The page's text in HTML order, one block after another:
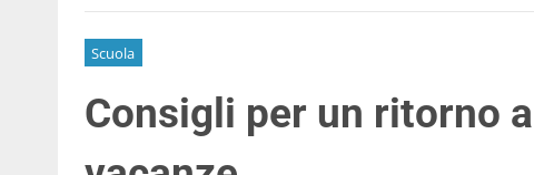
Scuola
Consigli per un ritorno